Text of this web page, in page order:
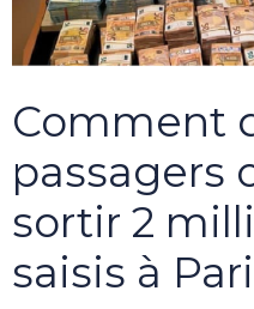
Comment
passagers
sortir 2
saisis à